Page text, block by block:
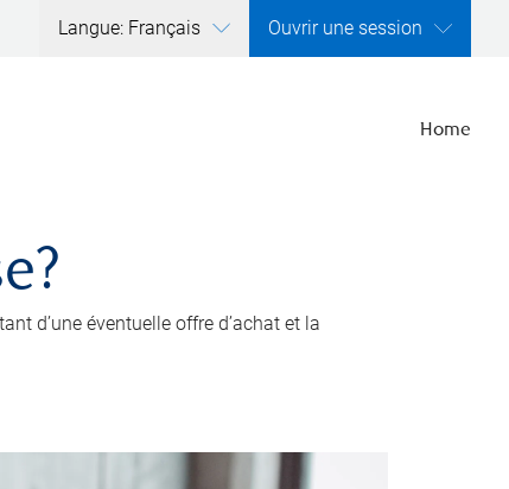
Langue: Français Ouvrir une session
Home
d’une éventuelle offre d’achat et la